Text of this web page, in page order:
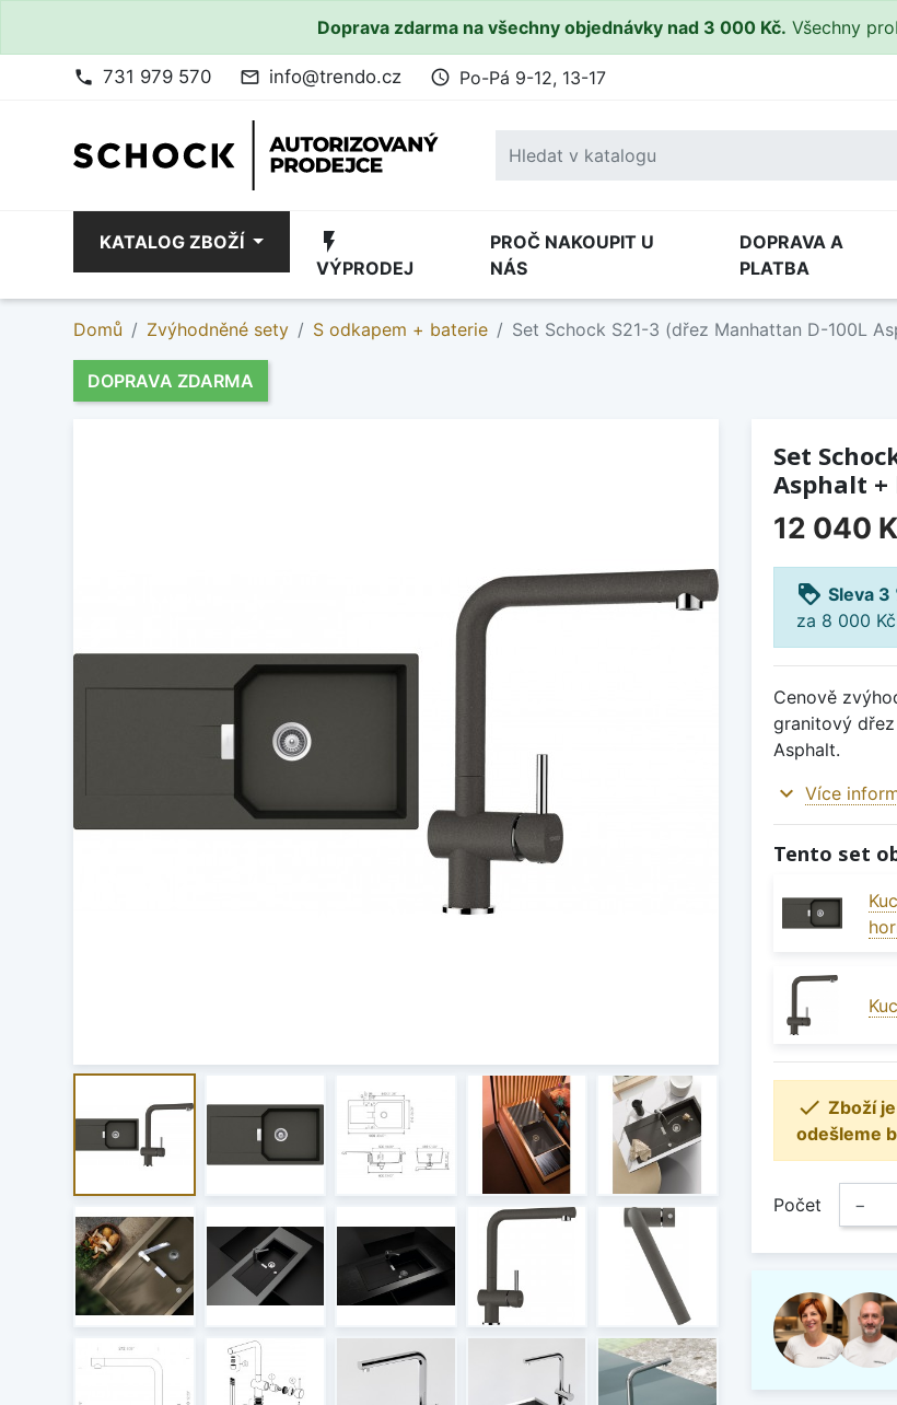
Doprava zdarma na všechny objednávky nad 3 000 Kč. Všechny
phone 731 979 570 mail_outline info@trendo.cz access_time Po-Pá 9-12, 13-17
KATALOG ZBOŽÍ flash_on
VÝPRODEJ
PROČ NAKOUPIT U
NÁS
DOPRAVA A
PLATBA
Domů Zvýhodněné sety S odkapem + baterie Set Schock S21-3 (dřez Manhattan D-100L
DOPRAVA ZDARMA
Set
Asphalt +
12 040
loyalty Sleva 3
za 8 000
Cenově
granitový
Asphalt.
expand_more Více
Tento set
 Zboží
odešleme
Počet −